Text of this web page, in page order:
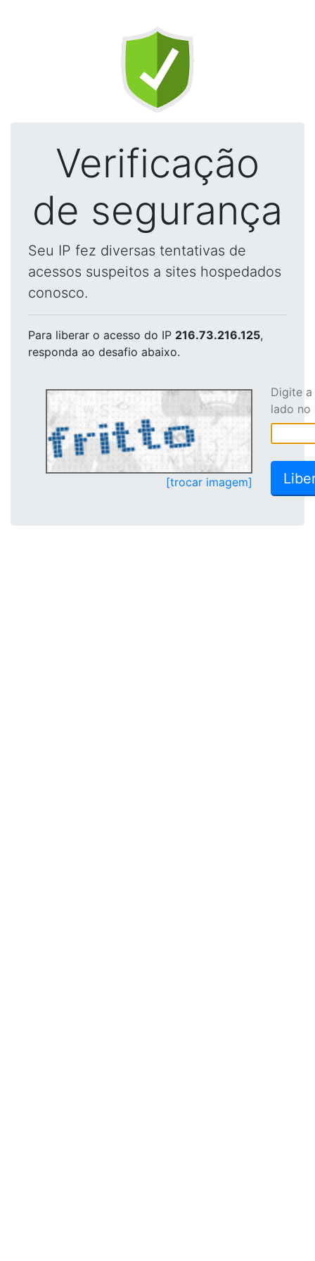
Verificação
de segurança
Seu IP fez diversas tentativas de
acessos suspeitos a sites hospedados
conosco.
Para liberar o acesso do IP 216.73.216.125,
responda ao desafio abaixo.
[trocar imagem]
Digite
lado no